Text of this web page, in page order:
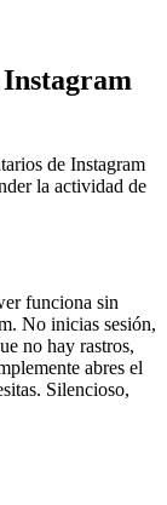
de Instagram
la actividad de
funciona sin
No inicias sesión,
no hay rastros,
abres el
Silencioso,